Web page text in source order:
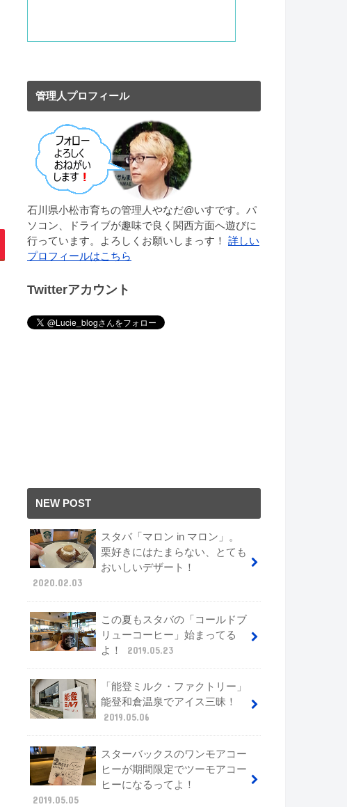
管理人プロフィール
石川県小松市育ちの管理人やなだ@いすです。パ
ソコン、ドライブが趣味で良く関西方面へ遊びに
行っています。よろしくお願いしまっす！ 詳しい
プロフィールはこちら
Twitterアカウント
NEW POST
スタバ「マロン in マロン」。
栗好きにはたまらない、とても
おいしいデザート！
2020.02.03
この夏もスタバの「コールドブ
リューコーヒー」始まってる
よ！
2019.05.23
「能登ミルク・ファクトリー」
能登和倉温泉でアイス三昧！
2019.05.06
スターバックスのワンモアコー
ヒーが期間限定でツーモアコー
ヒーになるってよ！
2019.05.05